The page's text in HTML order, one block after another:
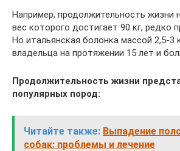
Например, продолжительность жизни
вес которого достигает 90 кг, редко
Но итальянская болонка массой 2,5-3
владельца на протяжении 15 лет и
Продолжительность жизни
популярных пород:
Читайте также: Выпадение
собак: проблемы и лечение